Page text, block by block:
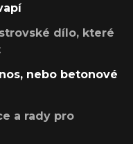
dílo, které
nebo betonové
a rady pro